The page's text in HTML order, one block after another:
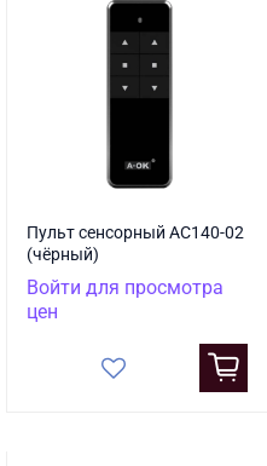
Пульт сенсорный AC140-02
(чёрный)
Войти для просмотра
цен